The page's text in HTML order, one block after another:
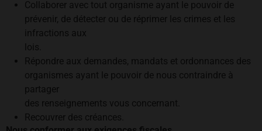
Collaborer avec tout organisme ayant le pouvoir de
prévenir, de détecter ou de réprimer les crimes et les
infractions aux
lois.
Répondre aux demandes, mandats et ordonnances des
organismes ayant le pouvoir de nous contraindre à
partager
des renseignements vous concernant.
Recouvrer des créances.